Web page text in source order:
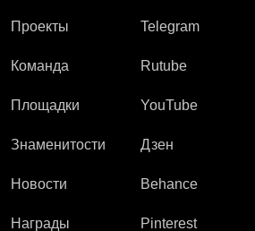
Проекты
Команда
Площадки
Знаменитости
Новости
Награды
Telegram
Rutube
YouTube
Дзен
Behance
Pinterest